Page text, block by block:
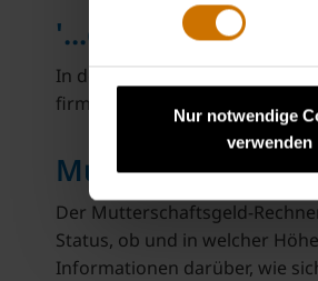
Nur notwendige
verwenden
'...gesundum
In den allermeisten Fällen
firmus mitversichert werden.
Der Mutterschaftsgeld-
Status, ob und in welcher
Informationen darüber, wie